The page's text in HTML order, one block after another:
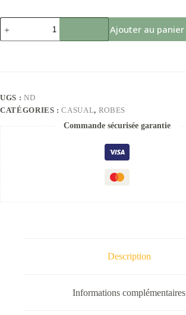
Ajouter au panier
UGS : ND
CATÉGORIES :CASUAL, ROBES
Commande sécurisée garantie
Description
Informations complémentaires